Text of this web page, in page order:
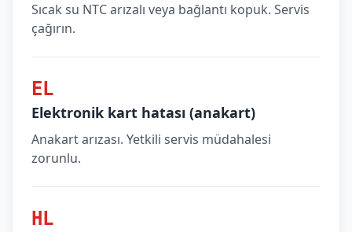
Sıcak su NTC arızalı veya bağlantı kopuk. Servis
çağırın.
EL
Elektronik kart hatası (anakart)
Anakart arızası. Yetkili servis müdahalesi
zorunlu.
HL